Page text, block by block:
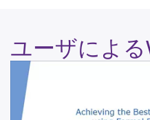
ユーザによ